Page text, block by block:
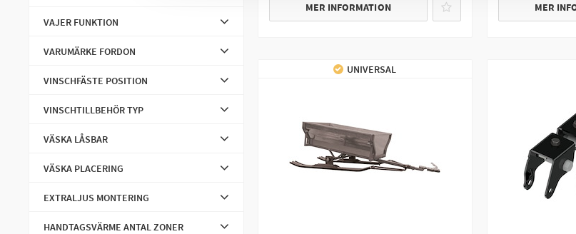
VAJER FUNKTION
VARUMÄRKE FORDON
VINSCHFÄSTE POSITION
VINSCHTILLBEHÖR TYP
VÄSKA LÅSBAR
VÄSKA PLACERING
EXTRALJUS MONTERING
HANDTAGSVÄRME ANTAL ZONER
MER INFORMATION MER
UNIVERSAL